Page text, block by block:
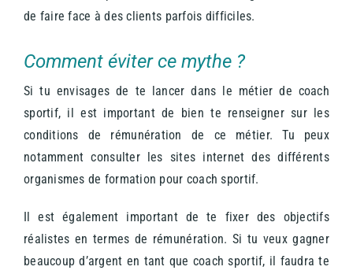
de faire face à des clients parfois difficiles.
Comment éviter ce mythe ?
Si tu envisages de te lancer dans le métier de coach
sportif, il est important de bien te renseigner sur les
conditions de rémunération de ce métier. Tu peux
notamment consulter les sites internet des différents
organismes de formation pour coach sportif.
Il est également important de te fixer des objectifs
réalistes en termes de rémunération. Si tu veux gagner
beaucoup d’argent en tant que coach sportif, il faudra te